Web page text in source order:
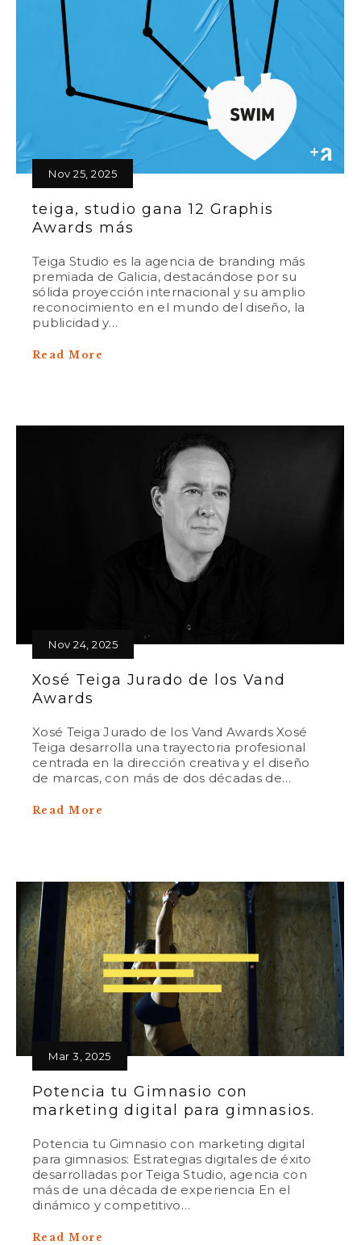
Nov 25, 2025
teiga, studio gana 12 Graphis
Awards más
Teiga Studio es la agencia de branding más
premiada de Galicia, destacándose por su
sólida proyección internacional y su amplio
reconocimiento en el mundo del diseño, la
publicidad y…
Read More
Nov 24, 2025
Xosé Teiga Jurado de los Vand
Awards
Xosé Teiga Jurado de los Vand Awards Xosé
Teiga desarrolla una trayectoria profesional
centrada en la dirección creativa y el diseño
de marcas, con más de dos décadas de…
Read More
Mar 3, 2025
Potencia tu Gimnasio con
marketing digital para gimnasios.
Potencia tu Gimnasio con marketing digital
para gimnasios: Estrategias digitales de éxito
desarrolladas por Teiga Studio, agencia con
más de una década de experiencia En el
dinámico y competitivo…
Read More